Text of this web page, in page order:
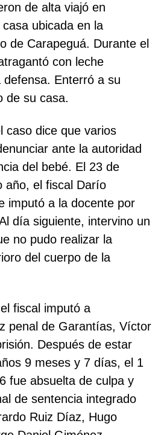
de alta viajó en
ubicada en la
de Carapeguá. Durante el
con leche
Enterró a su
de su casa.
caso dice que varios
ante la autoridad
del bebé. El 23 de
año, el fiscal Darío
imputó a la docente por
día siguiente, intervino un
no pudo realizar la
del cuerpo de la
fiscal imputó a
penal de Garantías, Víctor
Después de estar
9 meses y 7 días, el 1
fue absuelta de culpa y
de sentencia integrado
Ruiz Díaz, Hugo